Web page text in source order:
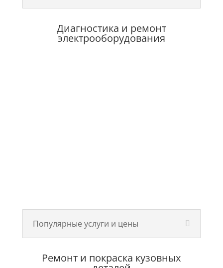
Диагностика и ремонт
электрооборудования
Популярные услуги и цены
Ремонт и покраска кузовных